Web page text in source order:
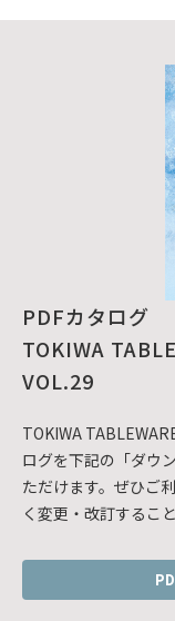
PDFカタログ
TOKIWA
VOL.29
TOKIWA
ログを下記の「ダウ
ただけます。ぜひご
く変更・改訂するこ